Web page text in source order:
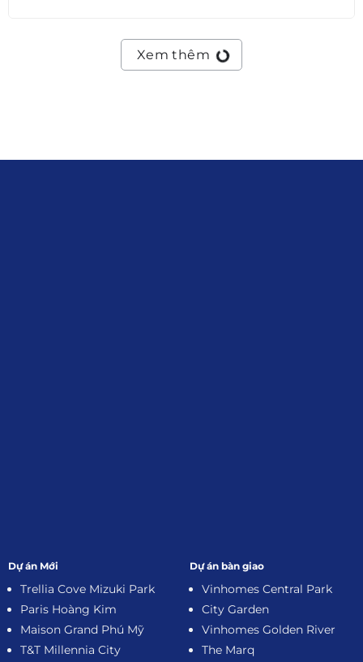
Xem thêm
Dự án Mới
Trellia Cove Mizuki Park
Paris Hoàng Kim
Maison Grand Phú Mỹ
T&T Millennia City
Dự án bàn giao
Vinhomes Central Park
City Garden
Vinhomes Golden River
The Marq